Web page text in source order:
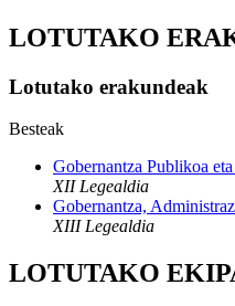
LOTUTAKO
Lotutako erakundeak
Besteak
Gobernantza Publikoa
XII Legealdia
Gobernantza,
XIII Legealdia
LOTUTAKO